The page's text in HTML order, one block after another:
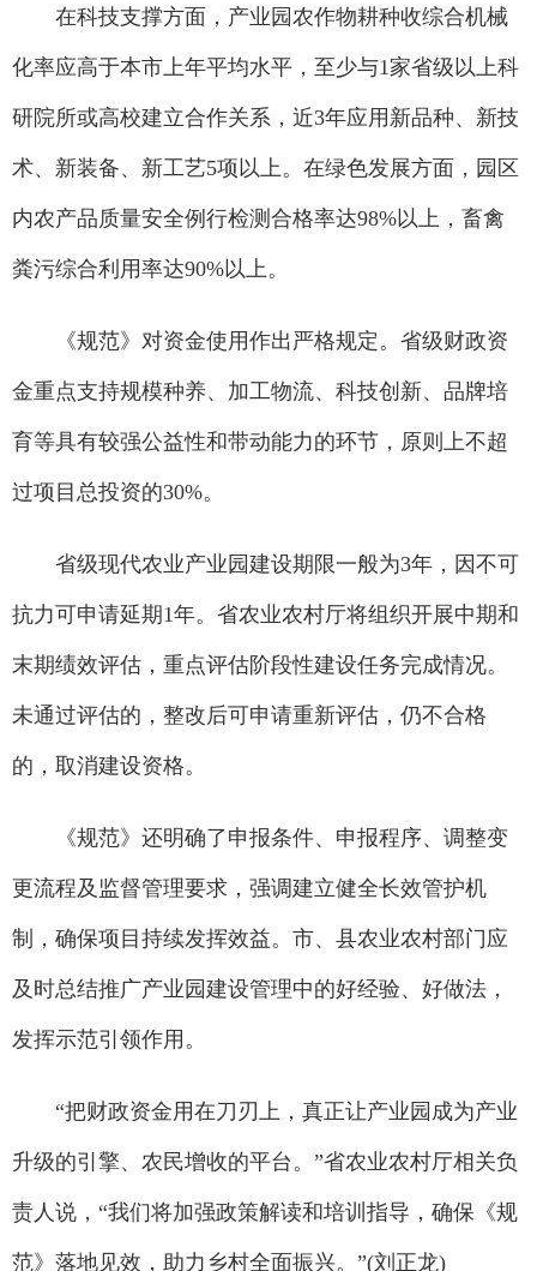
在科技支撑方面，产业园农作物耕种收综合机械
化率应高于本市上年平均水平，至少与1家省级以上科
研院所或高校建立合作关系，近3年应用新品种、新技
术、新装备、新工艺5项以上。在绿色发展方面，园区
内农产品质量安全例行检测合格率达98%以上，畜禽
粪污综合利用率达90%以上。
《规范》对资金使用作出严格规定。省级财政资
金重点支持规模种养、加工物流、科技创新、品牌培
育等具有较强公益性和带动能力的环节，原则上不超
过项目总投资的30%。
省级现代农业产业园建设期限一般为3年，因不可
抗力可申请延期1年。省农业农村厅将组织开展中期和
末期绩效评估，重点评估阶段性建设任务完成情况。
未通过评估的，整改后可申请重新评估，仍不合格
的，取消建设资格。
《规范》还明确了申报条件、申报程序、调整变
更流程及监督管理要求，强调建立健全长效管护机
制，确保项目持续发挥效益。市、县农业农村部门应
及时总结推广产业园建设管理中的好经验、好做法，
发挥示范引领作用。
“把财政资金用在刀刃上，真正让产业园成为产业
升级的引擎、农民增收的平台。”省农业农村厅相关负
责人说，“我们将加强政策解读和培训指导，确保《规
范》落地见效，助力乡村全面振兴。”(刘正龙)